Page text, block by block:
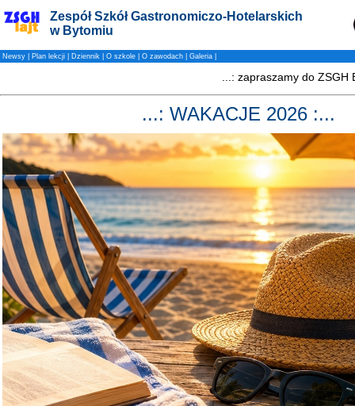
Zespół Szkół Gastronomiczo-Hotelarskich
w Bytomiu
Newsy Plan lekcji Dziennik O szkole O zawodach Galeria
...: WAKACJE 2026 :...